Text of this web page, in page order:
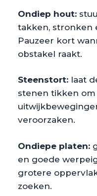
Ondiep hout:
takken, stronken
Pauzeer kort
obstakel raakt.
Steenstort: laat
stenen tikken
veroorzaken.
Ondiepe platen:
en goede
grotere
zoeken.